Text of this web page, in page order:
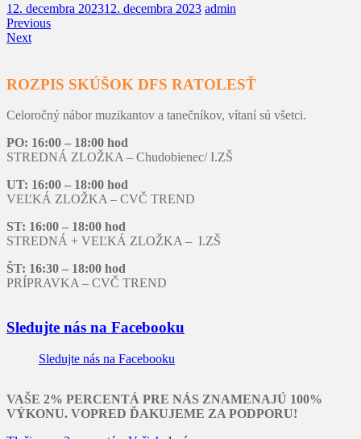
12. decembra 202312. decembra 2023 admin
Previous
Next
ROZPIS SKÚŠOK DFS RATOLESŤ
Celoročný nábor muzikantov a tanečníkov, vítaní sú všetci.
PO: 16:00 – 18:00 hod
STREDNÁ ZLOŽKA – Chudobienec/ I.ZŠ
UT: 16:00 – 18:00 hod
VEĽKÁ ZLOŽKA – CVČ TREND
ST: 16:00 – 18:00 hod
STREDNÁ + VEĽKÁ ZLOŽKA – I.ZŠ
ŠT: 16:30 – 18:00 hod
PRÍPRAVKA – CVČ TREND
Sledujte nás na Facebooku
Sledujte nás na Facebooku
VAŠE 2% PERCENTÁ PRE NÁS ZNAMENAJÚ 100%
VÝKONU. VOPRED ĎAKUJEME ZA PODPORU!